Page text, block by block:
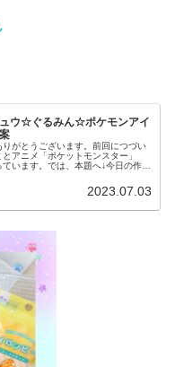
ウ☆ぐるみん☆ポケモンアイ
りがとうございます。前回につづい
アニメ「ポケットモンスター」
います。では、本題へ↓今日の作品
2023.07.03